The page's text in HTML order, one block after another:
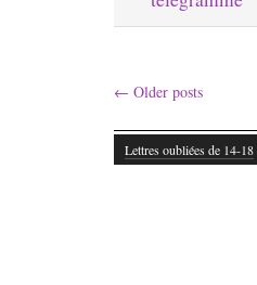
← Older posts
Lettres oubliées de 14-18